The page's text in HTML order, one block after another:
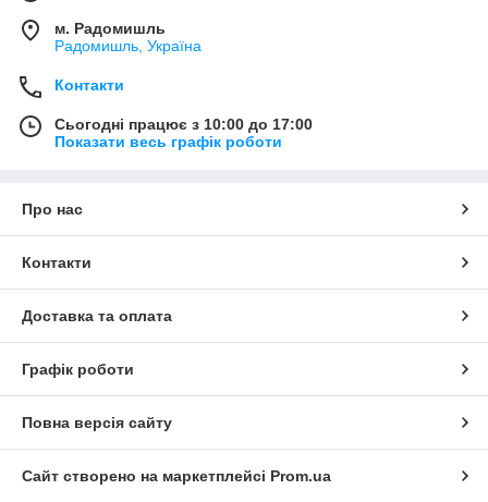
м. Радомишль
Радомишль, Україна
Контакти
Сьогодні працює з 10:00 до 17:00
Показати весь графік роботи
Про нас
Контакти
Доставка та оплата
Графік роботи
Повна версія сайту
Сайт створено на маркетплейсі Prom.ua